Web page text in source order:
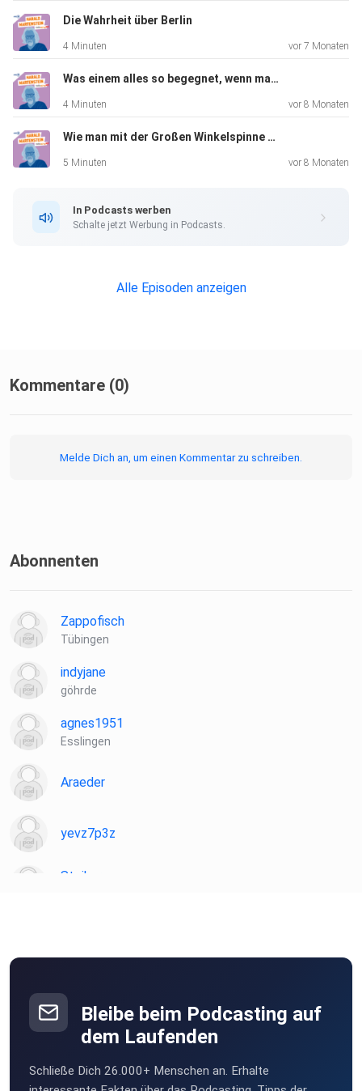
Die Wahrheit über Berlin
4 Minuten vor 7 Monaten
Was einem alles so begegnet, wenn man YouTube schaut
4 Minuten vor 8 Monaten
Wie man mit der Großen Winkelspinne eigentlich ganz gut zurechtkommt
5 Minuten vor 8 Monaten
In Podcasts werben
Schalte jetzt Werbung in Podcasts.
Alle Episoden anzeigen
Kommentare (0)
Melde Dich an, um einen Kommentar zu schreiben.
Abonnenten
Zappofisch
Tübingen
indyjane
göhrde
agnes1951
Esslingen
Araeder
yevz7p3z
Stoiker
Bleibe beim Podcasting auf
dem Laufenden
Schließe Dich 26.000+ Menschen an. Erhalte